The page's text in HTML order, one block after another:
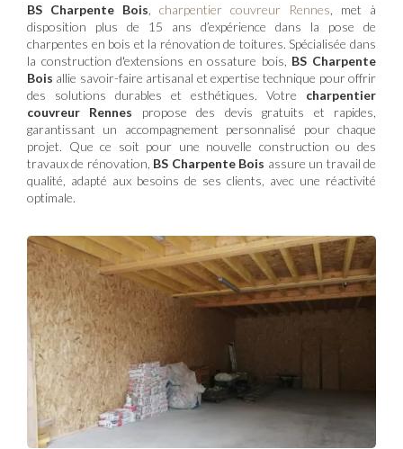
BS Charpente Bois charpentier couvreur Rennes , met à
disposition plus de 15 ans d’expérience dans la pose de
charpentes en bois et la rénovation de toitures. Spécialisée dans
la construction d'extensions en ossature bois, BS Charpente
Bois allie savoir-faire artisanal et expertise technique pour offrir
des solutions durables et esthétiques. Votre charpentier
couvreur Rennes propose des devis gratuits et rapides,
garantissant un accompagnement personnalisé pour chaque
projet. Que ce soit pour une nouvelle construction ou des
travaux de rénovation, BS Charpente Bois assure un travail de
qualité, adapté aux besoins de ses clients, avec une réactivité
optimale.